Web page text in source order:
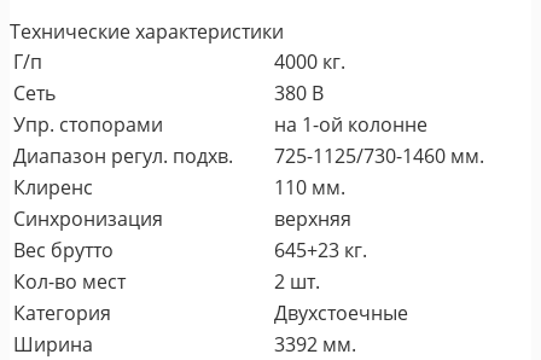
Технические характеристики
Г/п
4000 кг.
Сеть
380 В
Упр. стопорами
на 1-ой колонне
Диапазон регул. подхв.
725-1125/730-1460 мм.
Клиренс
110 мм.
Синхронизация
верхняя
Вес брутто
645+23 кг.
Кол-во мест
2 шт.
Категория
Двухстоечные
Ширина
3392 мм.